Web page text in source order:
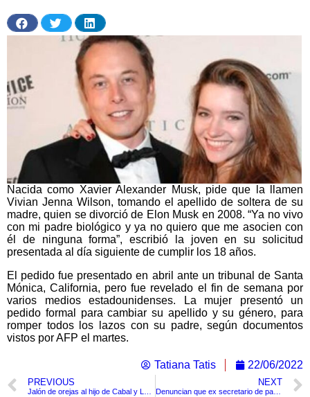
Nacida como Xavier Alexander Musk, pide que la llamen
Vivian Jenna Wilson, tomando el apellido de soltera de su
madre, quien se divorció de Elon Musk en 2008. “Ya no vivo
con mi padre biológico y ya no quiero que me asocien con
él de ninguna forma”, escribió la joven en su solicitud
presentada al día siguiente de cumplir los 18 años.
El pedido fue presentado en abril ante un tribunal de Santa
Mónica, California, pero fue revelado el fin de semana por
varios medios estadounidenses. La mujer presentó un
pedido formal para cambiar su apellido y su género, para
romper todos los lazos con su padre, según documentos
vistos por AFP el martes.
Tatiana Tatis 22/06/2022
PREVIOUS NEXT
Denuncian que ex secretario de participación Miguel Ángel Correa dejo el barco tirado tras pésima gestión